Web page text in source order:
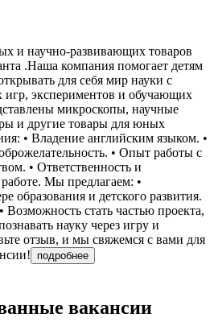
и научно-развивающих товаров
.Наша компания помогает детям
для себя мир науки с
экспериментов и обучающих
микроскопы, научные
и другие товары для юных
• Владение английским языком. •
• Опыт работы с
• Ответственность и
Мы предлагаем: •
образования и детского развития.
Возможность стать частью проекта,
науку через игру и
отзыв, и мы свяжемся с вами для
подробнее
вакансии